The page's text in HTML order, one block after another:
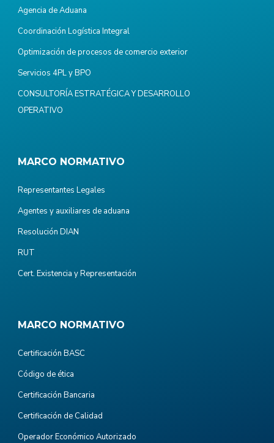
Agencia de Aduana
Coordinación Logística Integral
Optimización de procesos de comercio exterior
Servicios 4PL y BPO
CONSULTORÍA ESTRATÉGICA Y DESARROLLO
OPERATIVO
MARCO NORMATIVO
Representantes Legales
Agentes y auxiliares de aduana
Resolución DIAN
RUT
Cert. Existencia y Representación
MARCO NORMATIVO
Certificación BASC
Código de ética
Certificación Bancaria
Certificación de Calidad
Operador Económico Autorizado